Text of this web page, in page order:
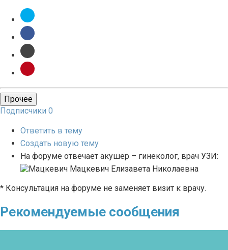
Прочее
Подписчики 0
Ответить в тему
Создать новую тему
На форуме отвечает акушер – гинеколог, врач УЗИ:
Мацкевич Елизавета Николаевна
* Консультация на форуме не заменяет визит к врачу.
Рекомендуемые сообщения